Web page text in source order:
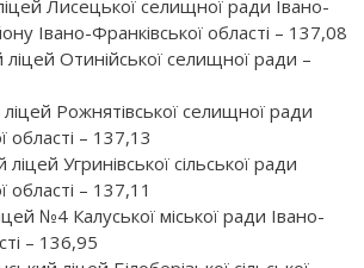
Лисецької селищної ради Івано-
Івано-Франківської області – 137,08
Отинійської селищної ради –
Рожнятівської селищної ради
області – 137,13
Угринівської сільської ради
області – 137,11
№4 Калуської міської ради Івано-
– 136,95